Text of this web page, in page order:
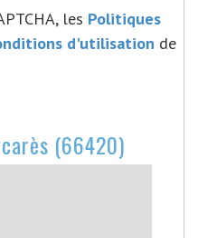
les Politiques
d'utilisation de
(66420)